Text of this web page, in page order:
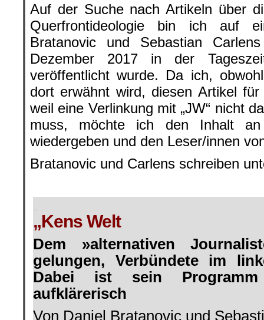
Auf der Suche nach Artikeln über
Querfrontideologie bin ich auf
Bratanovic und Sebastian
Dezember 2017 in der
veröffentlicht wurde. Da ich,
dort erwähnt wird, diesen Artikel
weil eine Verlinkung mit „JW“ nicht
muss, möchte ich den Inhalt
wiedergeben und den Leser/innen
Bratanovic und Carlens schreiben
„Kens Welt
Dem »alternativen
gelungen, Verbündete im
Dabei ist sein
aufklärerisch
Von Daniel Bratanovic und